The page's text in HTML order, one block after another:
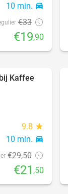
10 min. directions_car
€33
€19,90
27%
Kaffee
9.8 star
10 min. directions_car
€29,50
€21 ,50